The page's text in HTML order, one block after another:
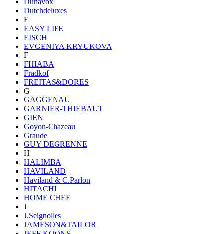
Dutchdeluxes
E
EASY LIFE
EISCH
EVGENIYA KRYUKOVA
F
FHIABA
Fradkof
FREITAS&DORES
G
GAGGENAU
GARNIER-THIEBAUT
GIEN
Goyon-Chazeau
Graude
GUY DEGRENNE
H
HALIMBA
HAVILAND
Haviland & C.Parlon
HITACHI
HOME CHEF
J
J.Seignolles
JAMESON&TAILOR